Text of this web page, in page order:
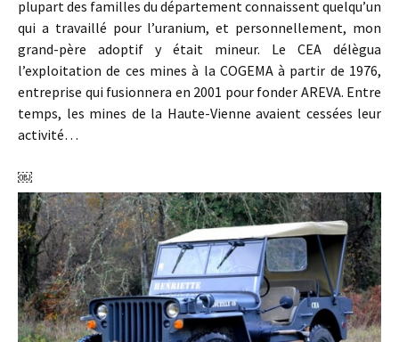
plupart des familles du département connaissent quelqu’un
qui a travaillé pour l’uranium, et personnellement, mon
grand-père adoptif y était mineur. Le CEA délègua
l’exploitation de ces mines à la COGEMA à partir de 1976,
entreprise qui fusionnera en 2001 pour fonder AREVA. Entre
temps, les mines de la Haute-Vienne avaient cessées leur
activité…
￼